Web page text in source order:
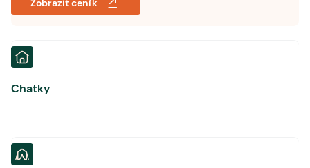
Zobrazit ceník
Chatky